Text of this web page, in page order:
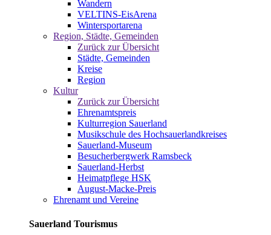
Wandern
VELTINS-EisArena
Wintersportarena
Region, Städte, Gemeinden
Zurück zur Übersicht
Städte, Gemeinden
Kreise
Region
Kultur
Zurück zur Übersicht
Ehrenamtspreis
Kulturregion Sauerland
Musikschule des Hochsauerlandkreises
Sauerland-Museum
Besucherbergwerk Ramsbeck
Sauerland-Herbst
Heimatpflege HSK
August-Macke-Preis
Ehrenamt und Vereine
Sauerland Tourismus